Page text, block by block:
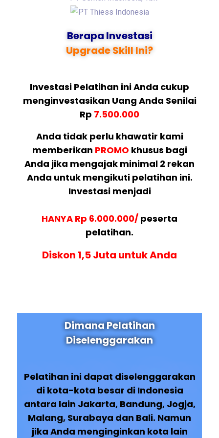
Berapa Investasi
Upgrade Skill Ini?
Investasi Pelatihan ini Anda cukup
menginvestasikan Uang Anda Senilai
Rp 7.500.000
Anda tidak perlu khawatir kami
memberikan PROMO khusus bagi
Anda jika mengajak minimal 2 rekan
Anda untuk mengikuti pelatihan ini.
Investasi menjadi
HANYA Rp 6.000.000/ peserta
pelatihan.
Diskon 1,5 Juta untuk Anda
Dimana Pelatihan
Diselenggarakan
Pelatihan ini dapat diselenggarakan
di kota-kota besar di Indonesia
antara lain Jakarta, Bandung, Jogja,
Malang, Surabaya dan Bali. Namun
jika Anda menginginkan kota lain